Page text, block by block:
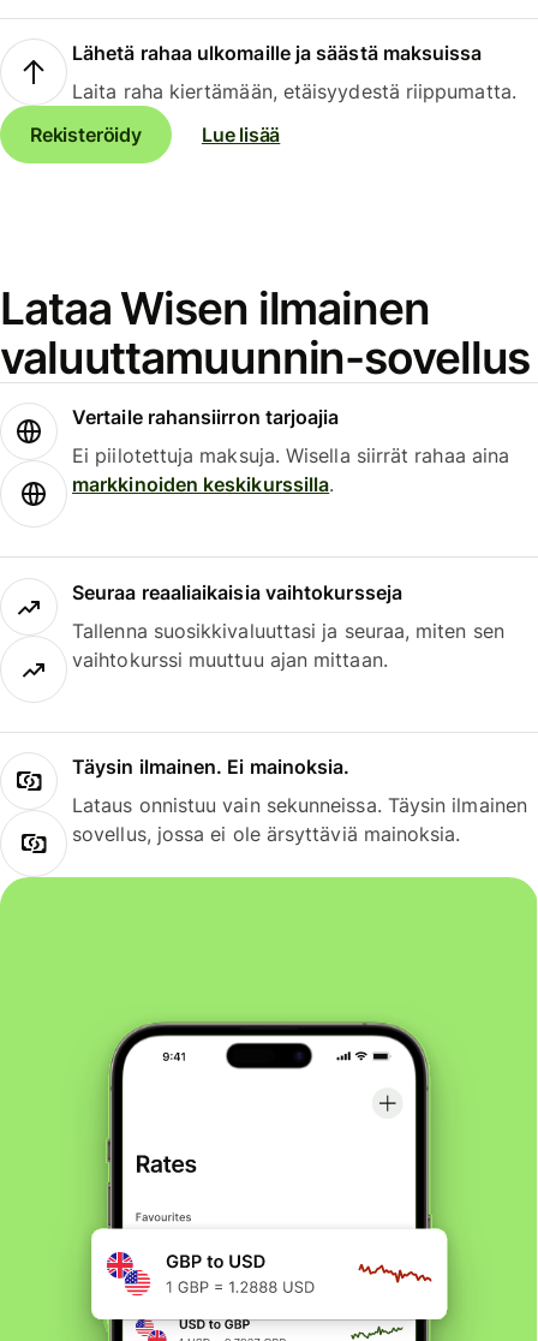
Lähetä rahaa ulkomaille ja säästä maksuissa
Laita raha kiertämään, etäisyydestä riippumatta.
Rekisteröidy
Lue lisää
Lataa Wisen ilmainen
valuuttamuunnin-sovellus
Vertaile rahansiirron tarjoajia
Ei piilotettuja maksuja. Wisella siirrät rahaa aina
markkinoiden keskikurssilla.
Seuraa reaaliaikaisia vaihtokursseja
Tallenna suosikkivaluuttasi ja seuraa, miten sen
vaihtokurssi muuttuu ajan mittaan.
Täysin ilmainen. Ei mainoksia.
Lataus onnistuu vain sekunneissa. Täysin ilmainen
sovellus, jossa ei ole ärsyttäviä mainoksia.